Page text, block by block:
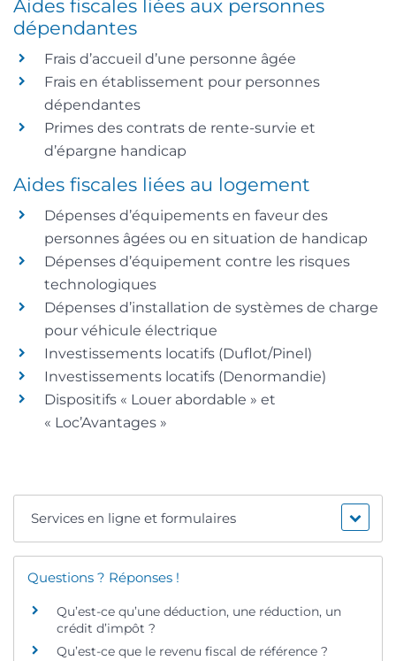
Aides fiscales liées aux personnes
dépendantes
Frais d’accueil d’une personne âgée
Frais en établissement pour personnes
dépendantes
Primes des contrats de rente-survie et
d’épargne handicap
Aides fiscales liées au logement
Dépenses d’équipements en faveur des
personnes âgées ou en situation de handicap
Dépenses d’équipement contre les risques
technologiques
Dépenses d’installation de systèmes de charge
pour véhicule électrique
Investissements locatifs (Duflot/Pinel)
Investissements locatifs (Denormandie)
Dispositifs « Louer abordable » et
« Loc’Avantages »
Services en ligne et formulaires
Questions ? Réponses !
Qu’est-ce qu’une déduction, une réduction, un
crédit d’impôt ?
Qu’est-ce que le revenu fiscal de référence ?